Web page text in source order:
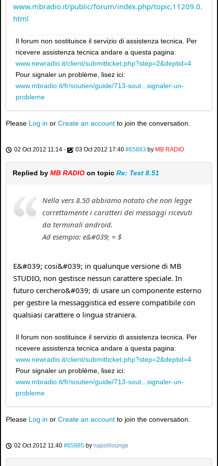
www.mbradio.it/public/forum/index.php/topic,11209.0.
html
Il forum non sostituisce il servizio di assistenza tecnica. Per
ricevere assistenza tecnica andare a questa pagina:
www.newradio.it/client/submitticket.php?step=2&deptid=4
Pour signaler un problème, lisez ici:
www.mbradio.it/fr/soutien/guide/713-sout...signaler-un-
probleme
Please Log in or Create an account to join the conversation.
02 Oct 2012 11:14 - 03 Oct 2012 17:40 #65883 by MB RADIO
Replied by MB RADIO on topic Re: Test 8.51
Nella vers 8.50 abbiamo notato che non legge
correttamente i caratteri dei messaggi ricevuti
da terminali android.
Ad esempio: e&#039; = $
E&#039; cosi&#039; in qualunque versione di MB
STUDIO, non gestisce nessun carattere speciale. In
futuro cerchero&#039; di usare un componente esterno
per gestire la messaggistica ed essere compatibile con
qualsiasi carattere o lingua straniera.
Il forum non sostituisce il servizio di assistenza tecnica. Per
ricevere assistenza tecnica andare a questa pagina:
www.newradio.it/client/submitticket.php?step=2&deptid=4
Pour signaler un problème, lisez ici:
www.mbradio.it/fr/soutien/guide/713-sout...signaler-un-
probleme
Please Log in or Create an account to join the conversation.
02 Oct 2012 11:40 #65885 by napolilounge